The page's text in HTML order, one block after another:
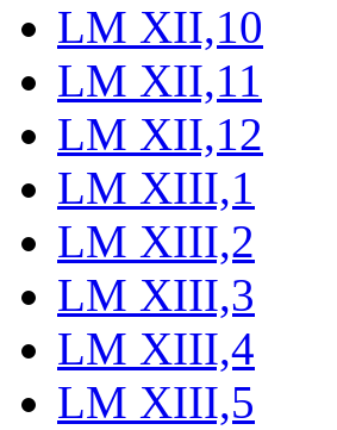
LM XII,10
LM XII,11
LM XII,12
LM XIII,1
LM XIII,2
LM XIII,3
LM XIII,4
LM XIII,5